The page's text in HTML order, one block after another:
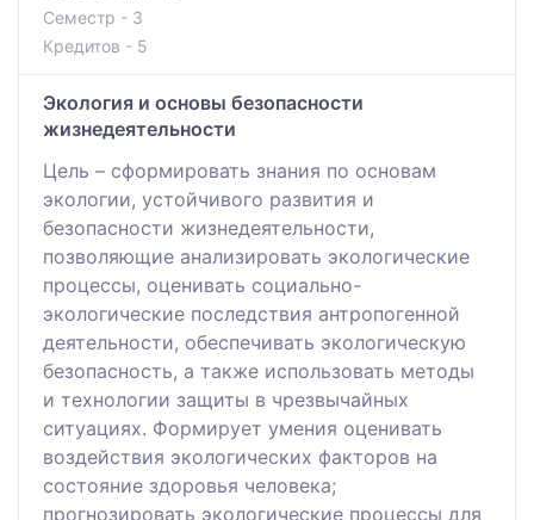
Семестр - 3
Кредитов - 5
Экология и основы безопасности
жизнедеятельности
Цель – сформировать знания по основам
экологии, устойчивого развития и
безопасности жизнедеятельности,
позволяющие анализировать экологические
процессы, оценивать социально-
экологические последствия антропогенной
деятельности, обеспечивать экологическую
безопасность, а также использовать методы
и технологии защиты в чрезвычайных
ситуациях. Формирует умения оценивать
воздействия экологических факторов на
состояние здоровья человека;
прогнозировать экологические процессы для